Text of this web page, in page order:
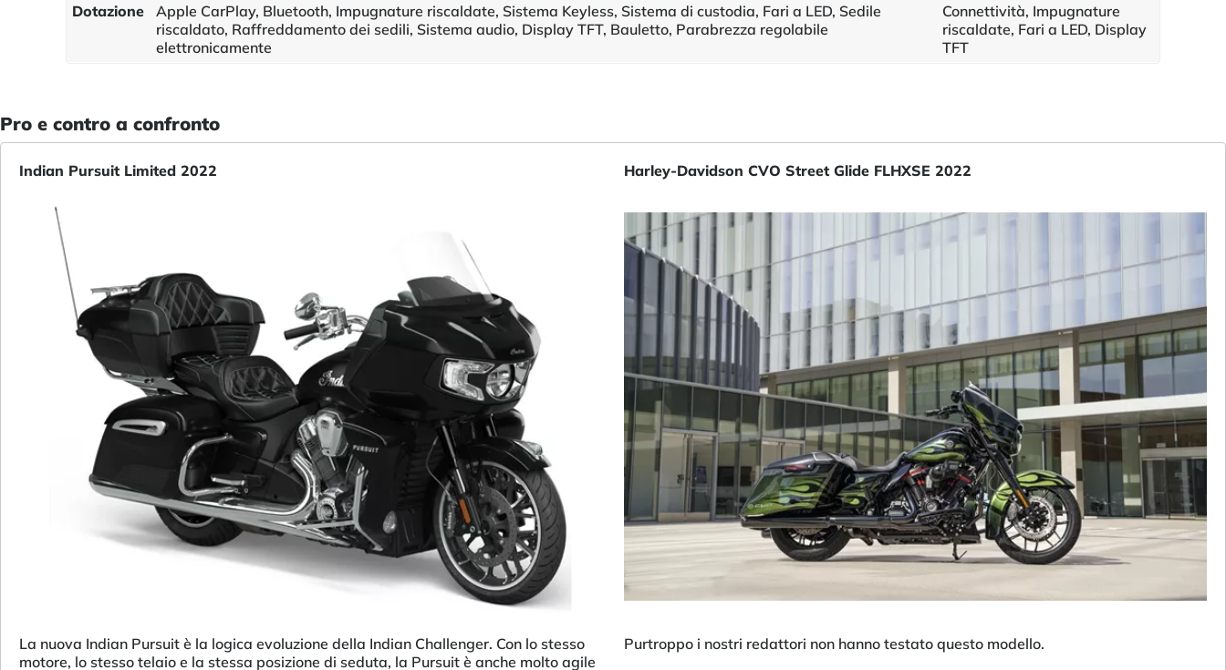
Dotazione
Apple CarPlay, Bluetooth, Impugnature riscaldate, Sistema Keyless, Sistema di custodia, Fari a LED, Sedile
riscaldato, Raffreddamento dei sedili, Sistema audio, Display TFT, Bauletto, Parabrezza regolabile
elettronicamente
Connettività, Impugnature
riscaldate, Fari a LED, Display
TFT
Pro e contro a confronto
Indian Pursuit Limited 2022
La nuova Indian Pursuit è la logica evoluzione della Indian Challenger. Con lo stesso
motore, lo stesso telaio e la stessa posizione di seduta, la Pursuit è anche molto agile
Harley-Davidson CVO Street Glide FLHXSE 2022
Purtroppo i nostri redattori non hanno testato questo modello.